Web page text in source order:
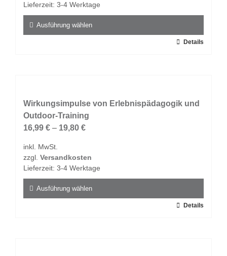
Lieferzeit: 3-4 Werktage
Ausführung wählen
auf.
Die
Optionen
auf
der
gewählt
werden
Details
Wirkungsimpulse von Erlebnispädagogik und
Outdoor-Training
16,99 € – 19,80 €
inkl. MwSt.
zzgl. Versandkosten
Lieferzeit: 3-4 Werktage
Ausführung wählen
Details